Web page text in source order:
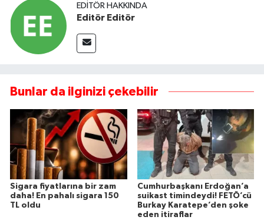
EDITÖR HAKKINDA
Editör Editör
Bunlar da ilginizi çekebilir
Sigara fiyatlarına bir zam
daha! En pahalı sigara 150
TL oldu
Cumhurbaşkanı Erdoğan’a
suikast timindeydi! FETÖ’cü
Burkay Karatepe’den şoke
eden itiraflar